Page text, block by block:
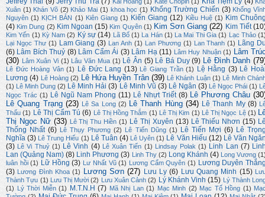
Kai Hoàng (1) Kate Chopin (1)
Xuân (1) Khán Võ (2) Khảo Mai (1) khoa học (1) Khổng Trường Chiến (3) Khổng
Nguyên (1) KỊCH BẢN (1) Kiên Giang (1) Kiến Giang (12) Kiều Huệ (1) Kim
(4) Kim Dung (2) Kim Ngoan (15) Kim Quyên (1) Kim Sơn Giang (22) Kim Tiết
Kim Yến (1) Kỳ Nam (2) Ký sự (14) Lã Bố (1) La Hán (1) La Mai Thi Gia (1) Lạc Thảo
Lại Ngọc Thư (1) Lam Giang (3) Lan Anh (1) Lan Phương (1) Lan Thanh (1) Lãng
(6) Lâm Bích Thuỷ (8) Lâm Cẩm Ái (3) Lâm Hạ (11) Lâm Huy Nhuận (1) Lâm
(30) Lâm Xuân Vi (1) Lâu Văn Mua (1) Lê Ân (5) Lê Bá Duy (9) Lê Đình Danh
Lê Đức Hoàng Vân (1) Lê Đức Lang (13) Lê Giang Trần (1) Lệ Hằng (3) Lê
Lương (4) Lê Hoàng (2) Lê Hứa Huyền Trân (39) Lê Khánh Luận (1) Lê Minh
(1) Lê Minh Dung (2) Lê Minh Hải (3) Lê Minh Vũ (3) Lê Ngân (3) Lê Ngọc Phái (1)
Ngọc Trác (1) Lê Ngũ Nam Phong (11) Lê Nhựt Triết (8) Lê Phương Châu
Lê Quang Trạng (23) Lê Sa Long (2) Lê Thanh Hùng (34) Lê Thanh My (8)
Thấu (1) Lê Thị Cẩm Tú (6) Lê Thị Hồng Thắm (1) Lê Thị Kim (1) Lê Thị Ngọc Lệ (1)
Thị Ngọc Nữ (33) Lê Thị Thu Hiền (1) Lê Thị Xuyên (13) Lê Thiếu Nhơn (15)
Thống Nhất (6) Lê Thụy Phương (2) Lê Tiến Dũng (1) Lê Tiến Mợi (6) Lê
Nghĩa (3) Lê Trung Hiếu (1) Lê Tuân (4) Lê Uyên (1) Lê Văn Hiếu (12) Lê Văn
(3) Lê Vi Thuỷ (1) Lê Vinh (4) Lê Xuân Tiến (1) Lindsay Polak (1) Linh Lan (7)
Lan (Quảng Nam) (8) Linh Phương (3) Linh Thy (2) Long Khánh (4) Long Vương
luân hồi (1) Lữ Hồng (3) Lư Nhất Vũ (1) Lương Cẩm Quyên (1) Lương Duyên
(3) Lương Đình Khoa (1) Lương Sơn (27) Lưu Ly (6) Lưu Quang Minh (15)
Thành Tựu (1) Lưu Thị Mười (2) Lưu Xuân Cảnh (2) Lý Khánh Vinh (15) Lý Thành
(1)
Lý Thời Miễn (1) M.T.N.H (7) Mã Nhị Lan (1) Mạc Minh (2) Mạc Tố Hồng (1)